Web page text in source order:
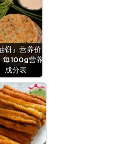
饼』营养价
每100g营养
成分表